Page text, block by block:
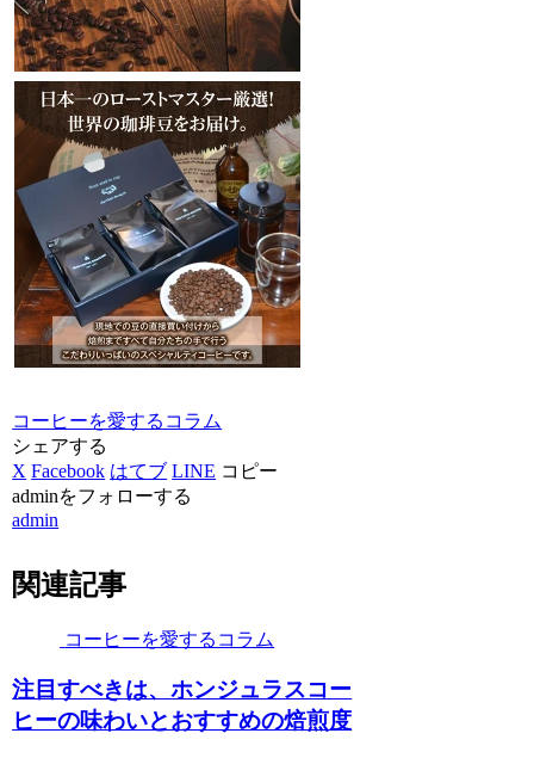
コーヒーを愛するコラム
シェアする
X Facebook はてブ LINE コピー
adminをフォローする
admin
関連記事
コーヒーを愛するコラム
注目すべきは、ホンジュラスコー
ヒーの味わいとおすすめの焙煎度